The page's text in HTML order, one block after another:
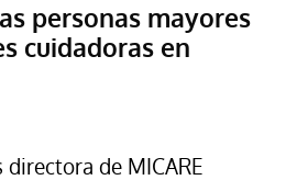
personas mayores
cuidadoras en
de MICARE